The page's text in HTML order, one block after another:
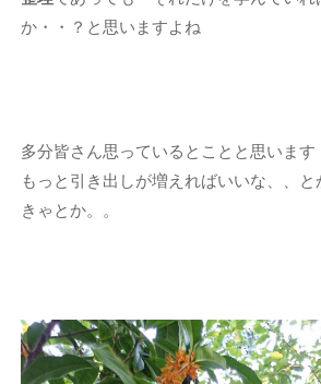
か・・？と思いますよね
多分皆さん思っているとことと思います
もっと引き出しが増えればいいな、、
きゃとか。。